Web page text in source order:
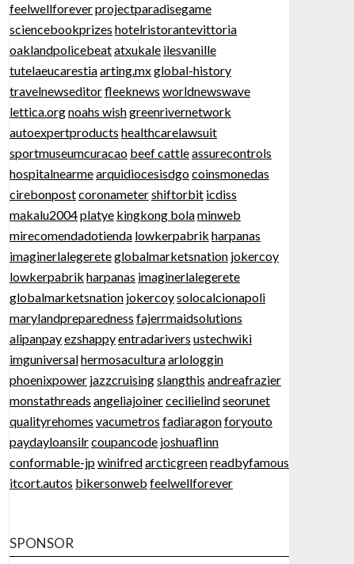
feelwellforeverprojectparadisegame
sciencebookprizes hotelristorantevittoria
oaklandpolicebeatatxukale ilesvanille
tutelaeucarestiaarting.mxglobal-history
travelnewseditorfleeknews worldnewswave
lettica.orgnoahs wishgreenrivernetwork
autoexpertproducts healthcarelawsuit
sportmuseumcuracao beef cattleassurecontrols
hospitalnearmearquidiocesisdgocoinsmonedas
cirebonpostcoronametershiftorbit icdiss
makalu2004platye kingkong bolaminweb
mirecomendadotienda lowkerpabrik harpanas
imaginerlalegereteglobalmarketsnation jokercoy
lowkerpabrik harpanas imaginerlalegerete
globalmarketsnation jokercoysolocalcionapoli
marylandpreparedness fajerrmaidsolutions
alipanpayezshappyentradarivers ustechwiki
imguniversalhermosaculturaarlologgin
phoenixpower jazzcruisingslangthis andreafrazier
monstathreads angeliajoinercecilielindseorunet
qualityrehomes vacumetros fadiaragonforyouto
paydayloansilrcoupancode joshuaflinn
conformable-jpwinifredarcticgreenreadbyfamous
itcort.autos bikersonweb feelwellforever
SPONSOR